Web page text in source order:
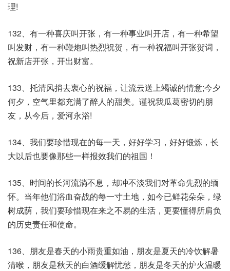
理!
132、有一种喜庆叫开张，有一种事业叫开店，有一种希望
叫发财，有一种鞭炮叫热烈祝贺，有一种祝福叫开张贺词，
祝新店开张，开出财富。
133、托清风捎去衷心的祝福，让流云送上竭诚的情意;今夕
何夕，空气里都充满了醉人的甜美。谨祝我瓜葛密切的朋
友，从今后，爱河永浴!
134、我们要珍惜现在的每一天，好好学习，好好锻炼，长
大以后也要像那些一样报效我们的祖国！
135、时间的长河流淌不息，却冲不淡我们对革命先烈的缅
怀。当年他们浴血奋战的每一寸土地，如今已鲜花朵朵，绿
树成荫，我们要珍惜现在来之不易的生活，更要懂得所肩负
的历史责任和使命。
136、朋友是春天的小雨贵重如油，朋友是夏天的冷饮解暑
清喉，朋友是秋天的白酒缓解忧愁，朋友是冬天的炉火温暖